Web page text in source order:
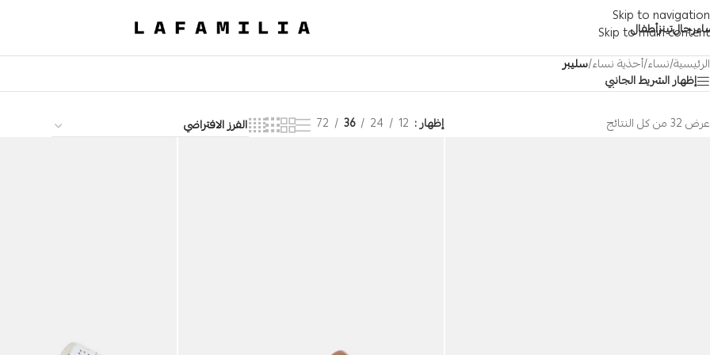
Skip to navigation
Skip to main content
رجالتينزأطفال
الرئيسية/نساء/أحذية نساء/سليبر
إظهار الشريط الجانبي
عرض ⁦32⁩ من كل النتائج إظهار 12
24
36
72